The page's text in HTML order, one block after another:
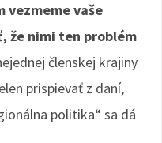
vezmeme vaše
že nimi ten problém
členskej krajiny
prispievať z daní,
politika“ sa dá